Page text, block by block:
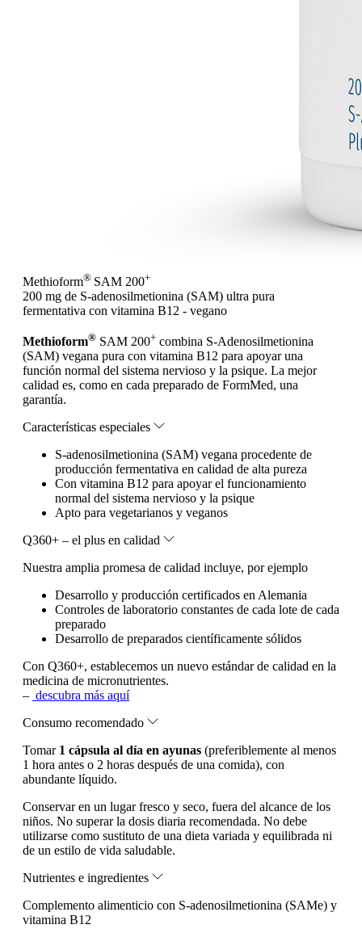
Methioform® SAM 200+
200 mg de S-adenosilmetionina (SAM) ultra pura
fermentativa con vitamina B12 - vegano
Methioform® SAM 200+ combina S-Adenosilmetionina
(SAM) vegana pura con vitamina B12 para apoyar una
función normal del sistema nervioso y la psique. La mejor
calidad es, como en cada preparado de FormMed, una
garantía.
Características especiales
S-adenosilmetionina (SAM) vegana procedente de
producción fermentativa en calidad de alta pureza
Con vitamina B12 para apoyar el funcionamiento
normal del sistema nervioso y la psique
Apto para vegetarianos y veganos
Q360+ – el plus en calidad
Nuestra amplia promesa de calidad incluye, por ejemplo
Desarrollo y producción certificados en Alemania
Controles de laboratorio constantes de cada lote de cada
preparado
Desarrollo de preparados científicamente sólidos
Con Q360+, establecemos un nuevo estándar de calidad en la
medicina de micronutrientes.
– descubra más aquí
Consumo recomendado
Tomar 1 cápsula al día en ayunas (preferiblemente al menos
1 hora antes o 2 horas después de una comida), con
abundante líquido.
Conservar en un lugar fresco y seco, fuera del alcance de los
niños. No superar la dosis diaria recomendada. No debe
utilizarse como sustituto de una dieta variada y equilibrada ni
de un estilo de vida saludable.
Nutrientes e ingredientes
Complemento alimenticio con S-adenosilmetionina (SAMe) y
vitamina B12